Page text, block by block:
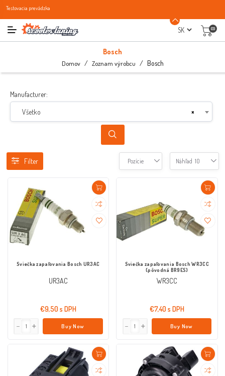
Testovacia prevádzka
(0)
Bosch
Domov / Zoznam výrobcu / Bosch
Manufacturer:
×
Všetko
Filter Pozície Náhľad 10
Sviečka zapaľovania Bosch UR3AC
UR3AC
€9,50 s DPH
Buy Now
Sviečka zapaľovania Bosch WR3CC
(pôvodná BR9ES)
WR3CC
€7,40 s DPH
Buy Now